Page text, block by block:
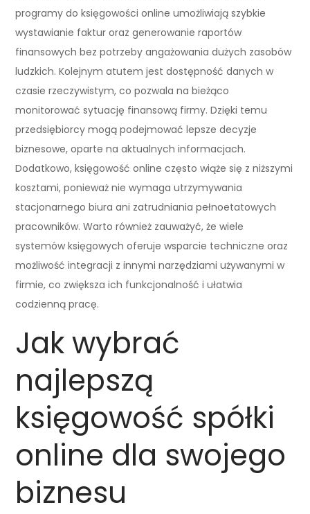
programy do księgowości online umożliwiają szybkie
wystawianie faktur oraz generowanie raportów
finansowych bez potrzeby angażowania dużych zasobów
ludzkich. Kolejnym atutem jest dostępność danych w
czasie rzeczywistym, co pozwala na bieżąco
monitorować sytuację finansową firmy. Dzięki temu
przedsiębiorcy mogą podejmować lepsze decyzje
biznesowe, oparte na aktualnych informacjach.
Dodatkowo, księgowość online często wiąże się z niższymi
kosztami, ponieważ nie wymaga utrzymywania
stacjonarnego biura ani zatrudniania pełnoetatowych
pracowników. Warto również zauważyć, że wiele
systemów księgowych oferuje wsparcie techniczne oraz
możliwość integracji z innymi narzędziami używanymi w
firmie, co zwiększa ich funkcjonalność i ułatwia
codzienną pracę.
Jak wybrać
najlepszą
księgowość spółki
online dla swojego
biznesu